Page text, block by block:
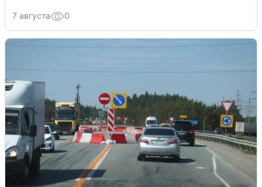
7 августа 0